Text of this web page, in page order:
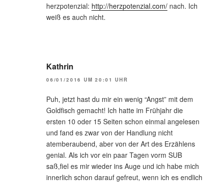
herzpotenzial: http://herzpotenzial.com/ nach. Ich
weiß es auch nicht.
Kathrin
06/01/2016 UM 20:01 UHR
Puh, jetzt hast du mir ein wenig “Angst” mit dem
Goldfisch gemacht! Ich hatte im Frühjahr die
ersten 10 oder 15 Seiten schon einmal angelesen
und fand es zwar von der Handlung nicht
atemberaubend, aber von der Art des Erzählens
genial. Als ich vor ein paar Tagen vorm SUB
saß,fiel es mir wieder ins Auge und ich habe mich
innerlich schon darauf gefreut, wenn ich es endlich